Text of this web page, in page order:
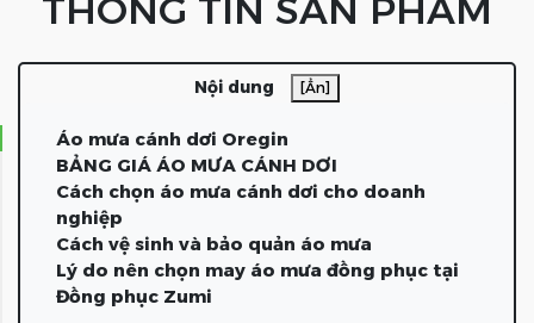
THÔNG TIN SẢN PHẨM
Nội dung [Ẩn]
Áo mưa cánh dơi Oregin
BẢNG GIÁ ÁO MƯA CÁNH DƠI
Cách chọn áo mưa cánh dơi cho doanh
nghiệp
Cách vệ sinh và bảo quản áo mưa
Lý do nên chọn may áo mưa đồng phục tại
Đồng phục Zumi